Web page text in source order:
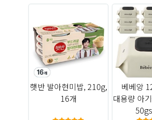
햇반 발아현미밥, 210g,
16개
베베앙
대용량 아